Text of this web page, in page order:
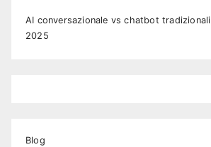
AI conversazionale vs chatbot tradizionali
2025
Blog